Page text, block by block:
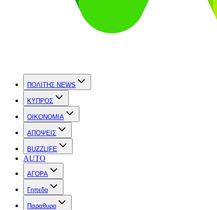
ΠΟΛΙΤΗΣ NEWS
ΚΥΠΡΟΣ
OIKONOMIA
ΑΠΟΨΕΙΣ
BUZZLIFE
AUTO
ΑΓΟΡΑ
Γηπεδο
Παραθυρο